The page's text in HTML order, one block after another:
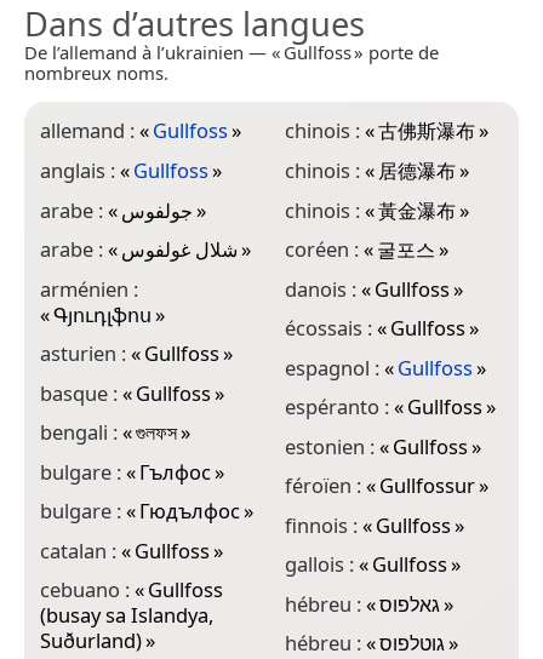
Dans d’autres langues
De l’allemand à l’ukrainien — « Gullfoss » porte de
nombreux noms.
allemand :«Gullfoss»
anglais :«Gullfoss»
arabe :«جولفوس»
arabe :«شلال غولفوس»
arménien :
«Գյուդլֆոս»
asturien :«Gullfoss»
basque :«Gullfoss»
bengali :«গুলফস»
bulgare :«Гълфос»
bulgare :«Гюдълфос»
catalan :«Gullfoss»
cebuano :«Gullfoss
(busay sa Islandya,
Suðurland)»
chinois :«古佛斯瀑布»
chinois :« 居德瀑布»
chinois :«黃金瀑布»
coréen :«굴포스»
danois :«Gullfoss»
écossais :«Gullfoss»
espagnol :«Gullfoss»
espéranto :«Gullfoss»
estonien :«Gullfoss»
féroïen :«Gullfossur»
finnois :«Gullfoss»
gallois :«Gullfoss»
hébreu :«גאלפוס»
hébreu :«גוטלפוס»